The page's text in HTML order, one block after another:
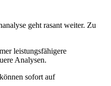
geht rasant weiter. Zu
leistungsfähigere
Analysen.
sofort auf